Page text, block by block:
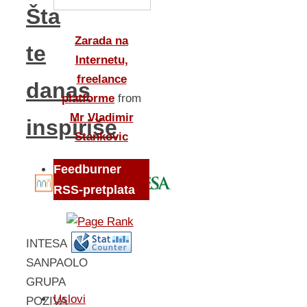
Šta
te
danas
inspiriše
INTESA
SANPAOLO
GRUPA
POZIVA
Zarada na
Internetu,
freelance
platforme from
Mr Vladimir
Stankovic
Feedburner
RSS-pretplata
Uslovi